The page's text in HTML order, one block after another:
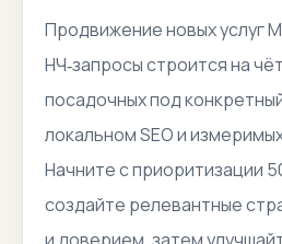
Продвижение новых услуг
НЧ‑запросы строится на
посадочных под
локальном SEO и
Начните с приоритизации
создайте релевантные